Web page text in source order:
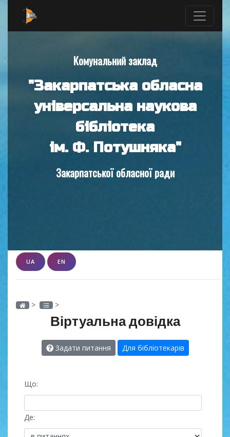
Комунальний заклад
"Закарпатська обласна
універсальна наукова
бібліотека
ім. Ф. Потушняка"
Закарпатської обласної ради
UA EN
> >
Віртуальна довідка
Задати питання Для бібліотекарів
Що:
Де: